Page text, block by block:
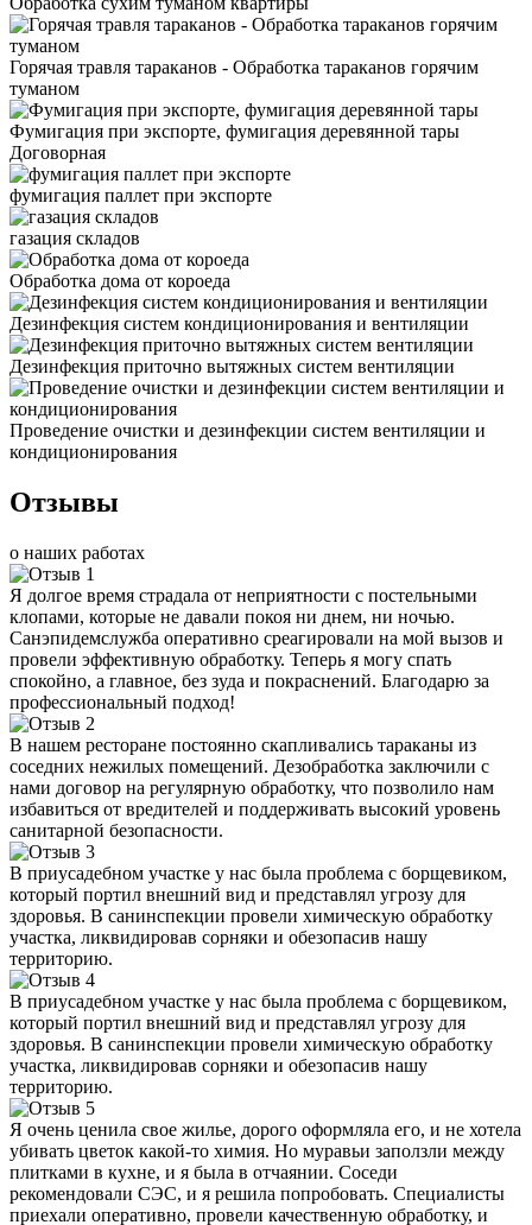
Горячая травля тараканов - Обработка тараканов горячим
туманом
Фумигация при экспорте, фумигация деревянной тары
Договорная
фумигация паллет при экспорте
газация складов
Обработка дома от короеда
Дезинфекция систем кондиционирования и вентиляции
Дезинфекция приточно вытяжных систем вентиляции
Проведение очистки и дезинфекции систем вентиляции и
кондиционирования
Отзывы
о наших работах
Я долгое время страдала от неприятности с постельными
клопами, которые не давали покоя ни днем, ни ночью.
Санэпидемслужба оперативно среагировали на мой вызов и
провели эффективную обработку. Теперь я могу спать
спокойно, а главное, без зуда и покраснений. Благодарю за
профессиональный подход!
В нашем ресторане постоянно скапливались тараканы из
соседних нежилых помещений. Дезобработка заключили с
нами договор на регулярную обработку, что позволило нам
избавиться от вредителей и поддерживать высокий уровень
санитарной безопасности.
В приусадебном участке у нас была проблема с борщевиком,
который портил внешний вид и представлял угрозу для
здоровья. В санинспекции провели химическую обработку
участка, ликвидировав сорняки и обезопасив нашу
территорию.
В приусадебном участке у нас была проблема с борщевиком,
который портил внешний вид и представлял угрозу для
здоровья. В санинспекции провели химическую обработку
участка, ликвидировав сорняки и обезопасив нашу
территорию.
Я очень ценила свое жилье, дорого оформляла его, и не хотела
убивать цветок какой-то химия. Но муравьи заползли между
плитками в кухне, и я была в отчаянии. Соседи
рекомендовали СЭС, и я решила попробовать. Специалисты
приехали оперативно, провели качественную обработку, и